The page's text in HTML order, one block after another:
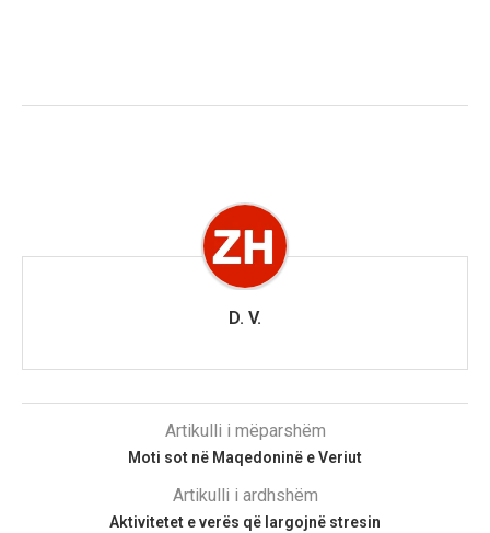
D. V.
Artikulli i mëparshëm
Moti sot në Maqedoninë e Veriut
Artikulli i ardhshëm
Aktivitetet e verës që largojnë stresin